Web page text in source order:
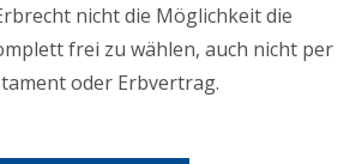
nicht die Möglichkeit die
frei zu wählen, auch nicht per
oder Erbvertrag.